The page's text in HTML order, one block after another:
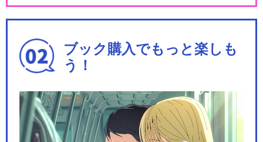
ブック購入でもっと楽しも
う！